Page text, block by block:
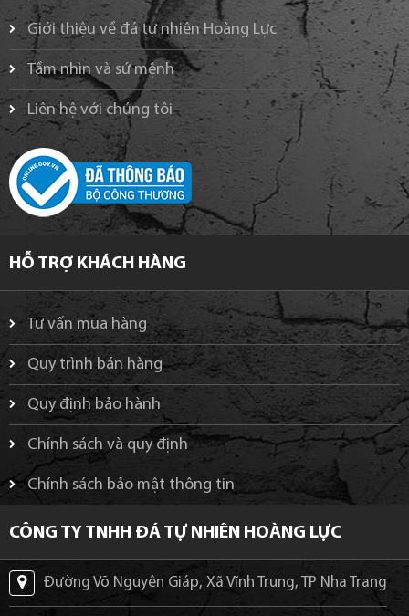
Giới thiệu về đá tự nhiên Hoàng Lực
Tầm nhìn và sứ mệnh
Liên hệ với chúng tôi
HỖ TRỢ KHÁCH HÀNG
Tư vấn mua hàng
Quy trình bán hàng
Quy định bảo hành
Chính sách và quy định
Chính sách bảo mật thông tin
CÔNG TY TNHH ĐÁ TỰ NHIÊN HOÀNG LỰC
Đường Võ Nguyên Giáp, Xã Vĩnh Trung, TP Nha Trang